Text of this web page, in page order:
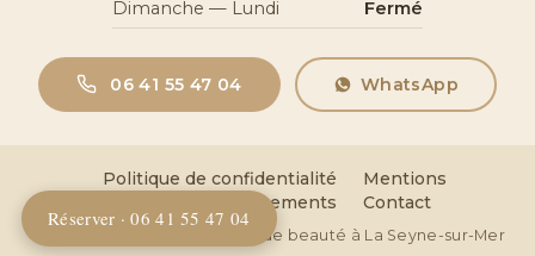
Dimanche — Lundi
Fermé
06 41 55 47 04 WhatsApp
Politique de confidentialité
Mentions
Remboursements Contact
© 2026 Coeuroline — Institut de beauté à La Seyne-sur-Mer
Réserver · 06 41 55 47 04